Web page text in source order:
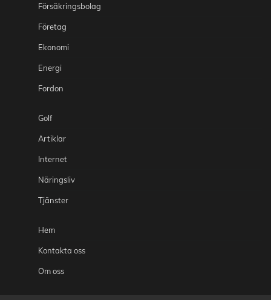
Försäkringsbolag
Företag
Ekonomi
Energi
Fordon
Golf
Artiklar
Internet
Näringsliv
Tjänster
Hem
Kontakta oss
Om oss